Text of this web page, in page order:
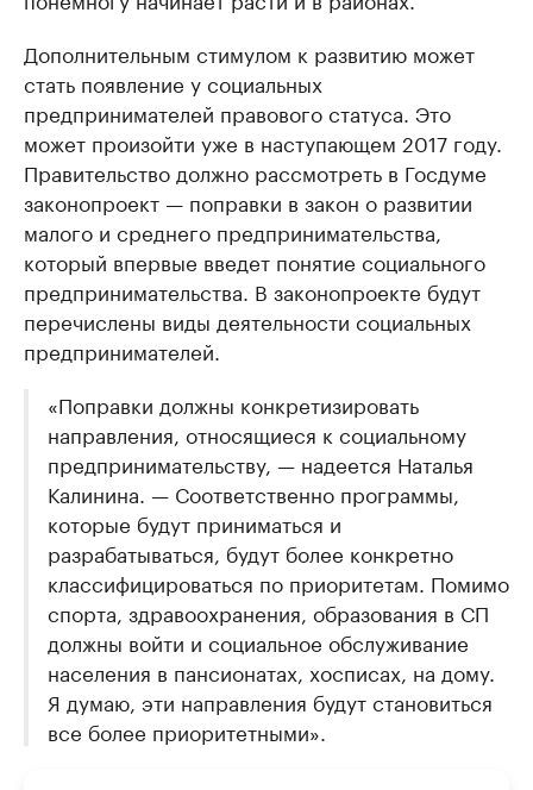
Дополнительным стимулом к развитию может
стать появление у социальных
предпринимателей правового статуса. Это
может произойти уже в наступающем 2017 году.
Правительство должно рассмотреть в Госдуме
законопроект — поправки в закон о развитии
малого и среднего предпринимательства,
который впервые введет понятие социального
предпринимательства. В законопроекте будут
перечислены виды деятельности социальных
предпринимателей.
«Поправки должны конкретизировать
направления, относящиеся к социальному
предпринимательству, — надеется Наталья
Калинина. — Соответственно программы,
которые будут приниматься и
разрабатываться, будут более конкретно
классифицироваться по приоритетам. Помимо
спорта, здравоохранения, образования в СП
должны войти и социальное обслуживание
населения в пансионатах, хосписах, на дому.
Я думаю, эти направления будут становиться
все более приоритетными».